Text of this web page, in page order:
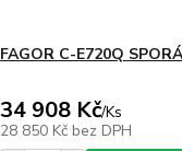
FAGOR C-E720Q
34 908 Kč/Ks
28 850 Kč bez DPH